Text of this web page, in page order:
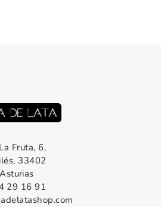
Fruta, 6,
33402
Asturias
29 16 91